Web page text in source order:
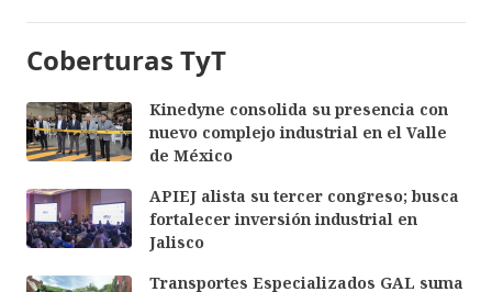
Coberturas TyT
Kinedyne consolida su presencia con
nuevo complejo industrial en el Valle
de México
APIEJ alista su tercer congreso; busca
fortalecer inversión industrial en
Jalisco
Transportes Especializados GAL suma